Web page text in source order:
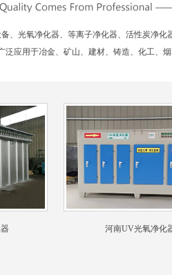
、光氧净化器、等离子净化器、活性炭净
应用于冶金、矿山、建材、铸造、化工、
河南UV光氧净化器